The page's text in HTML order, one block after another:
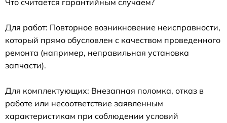
Что считается гарантийным случаем?
Для работ: Повторное возникновение неисправности,
который прямо обусловлен с качеством проведенного
ремонта (например, неправильная установка
запчасти).
Для комплектующих: Внезапная поломка, отказ в
работе или несоответствие заявленным
характеристикам при соблюдении условий